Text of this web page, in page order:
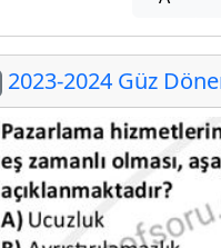
2023-2024 Güz